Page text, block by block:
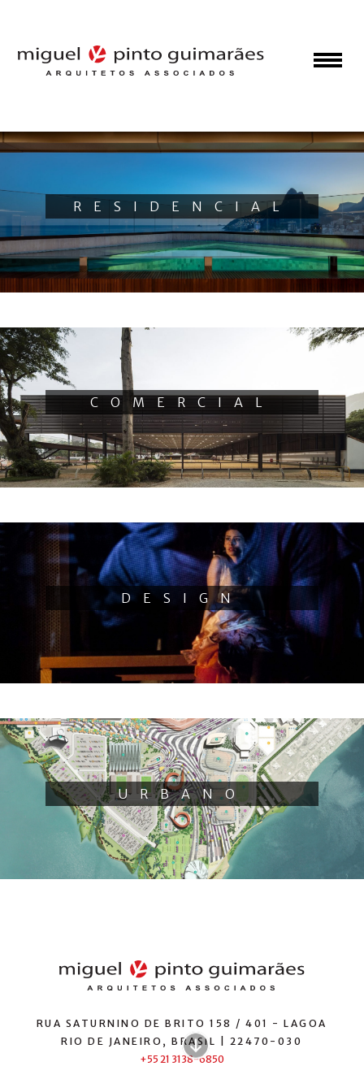
RESIDENCIAL
COMERCIAL
DESIGN
URBANO
RUA SATURNINO DE BRITO 158 / 401 - LAGOA
RIO DE JANEIRO, BRASIL | 22470-030
+55 21 3138-6850